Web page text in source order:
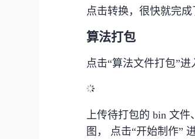
点击转换，很快就完成
算法打包
点击“算法文件打包”进
上传待打包的 bin 文件
图， 点击“开始制作”